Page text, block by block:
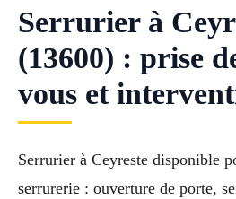
Serrurier à
(13600) : prise
vous et
Serrurier à Ceyreste disponible
serrurerie : ouverture de porte,